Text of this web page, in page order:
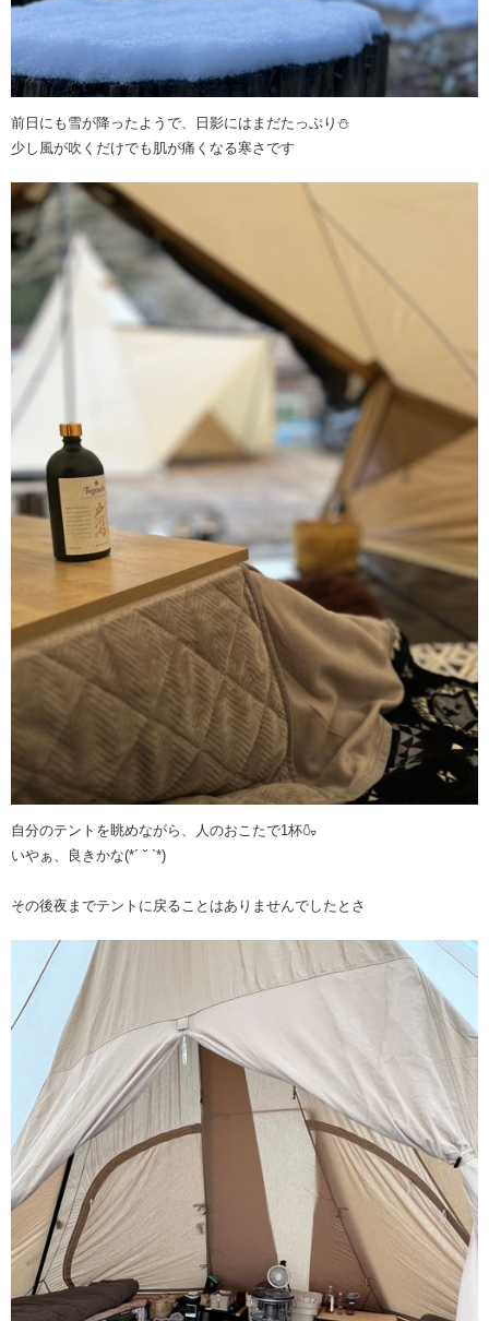
前日にも雪が降ったようで、日影にはまだたっぷり⛄️
少し風が吹くだけでも肌が痛くなる寒さです
自分のテントを眺めながら、人のおこたで1杯🍶
いやぁ、良きかな(*´ ˘ `*)
その後夜までテントに戻ることはありませんでしたとさ